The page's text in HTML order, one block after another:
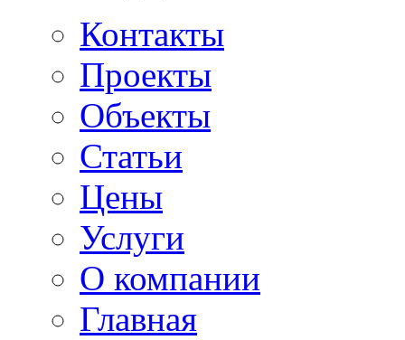
Контакты
Проекты
Объекты
Статьи
Цены
Услуги
О компании
Главная